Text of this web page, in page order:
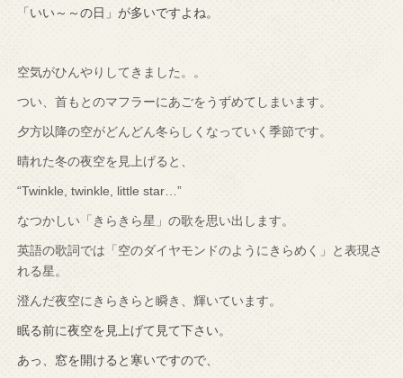
「いい～～の日」が多いですよね。
空気がひんやりしてきました。。
つい、首もとのマフラーにあごをうずめてしまいます。
夕方以降の空がどんどん冬らしくなっていく季節です。
晴れた冬の夜空を見上げると、
“Twinkle, twinkle, little star…”
なつかしい「きらきら星」の歌を思い出します。
英語の歌詞では「空のダイヤモンドのようにきらめく」と表現さ
れる星。
澄んだ夜空にきらきらと瞬き、輝いています。
眠る前に夜空を見上げて見て下さい。
あっ、窓を開けると寒いですので、